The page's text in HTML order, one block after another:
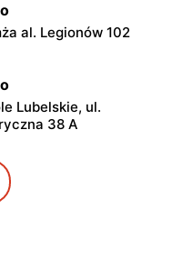
al. Legionów 102
Lubelskie, ul.
38 A
ul. Sportowa 9
ul. Choiny 57